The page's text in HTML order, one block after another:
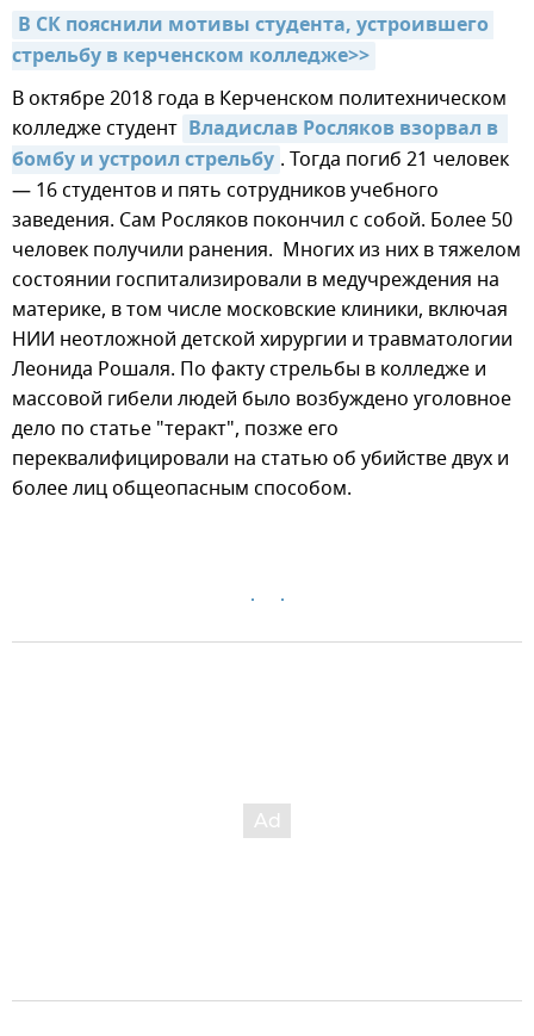
В СК пояснили мотивы студента, устроившего
стрельбу в керченском колледже>>
В октябре 2018 года в Керченском политехническом
колледже студент Владислав Росляков взорвал в
бомбу и устроил стрельбу . Тогда погиб 21 человек
— 16 студентов и пять сотрудников учебного
заведения. Сам Росляков покончил с собой. Более 50
человек получили ранения. Многих из них в тяжелом
состоянии госпитализировали в медучреждения на
материке, в том числе московские клиники, включая
НИИ неотложной детской хирургии и травматологии
Леонида Рошаля. По факту стрельбы в колледже и
массовой гибели людей было возбуждено уголовное
дело по статье "теракт", позже его
переквалифицировали на статью об убийстве двух и
более лиц общеопасным способом.